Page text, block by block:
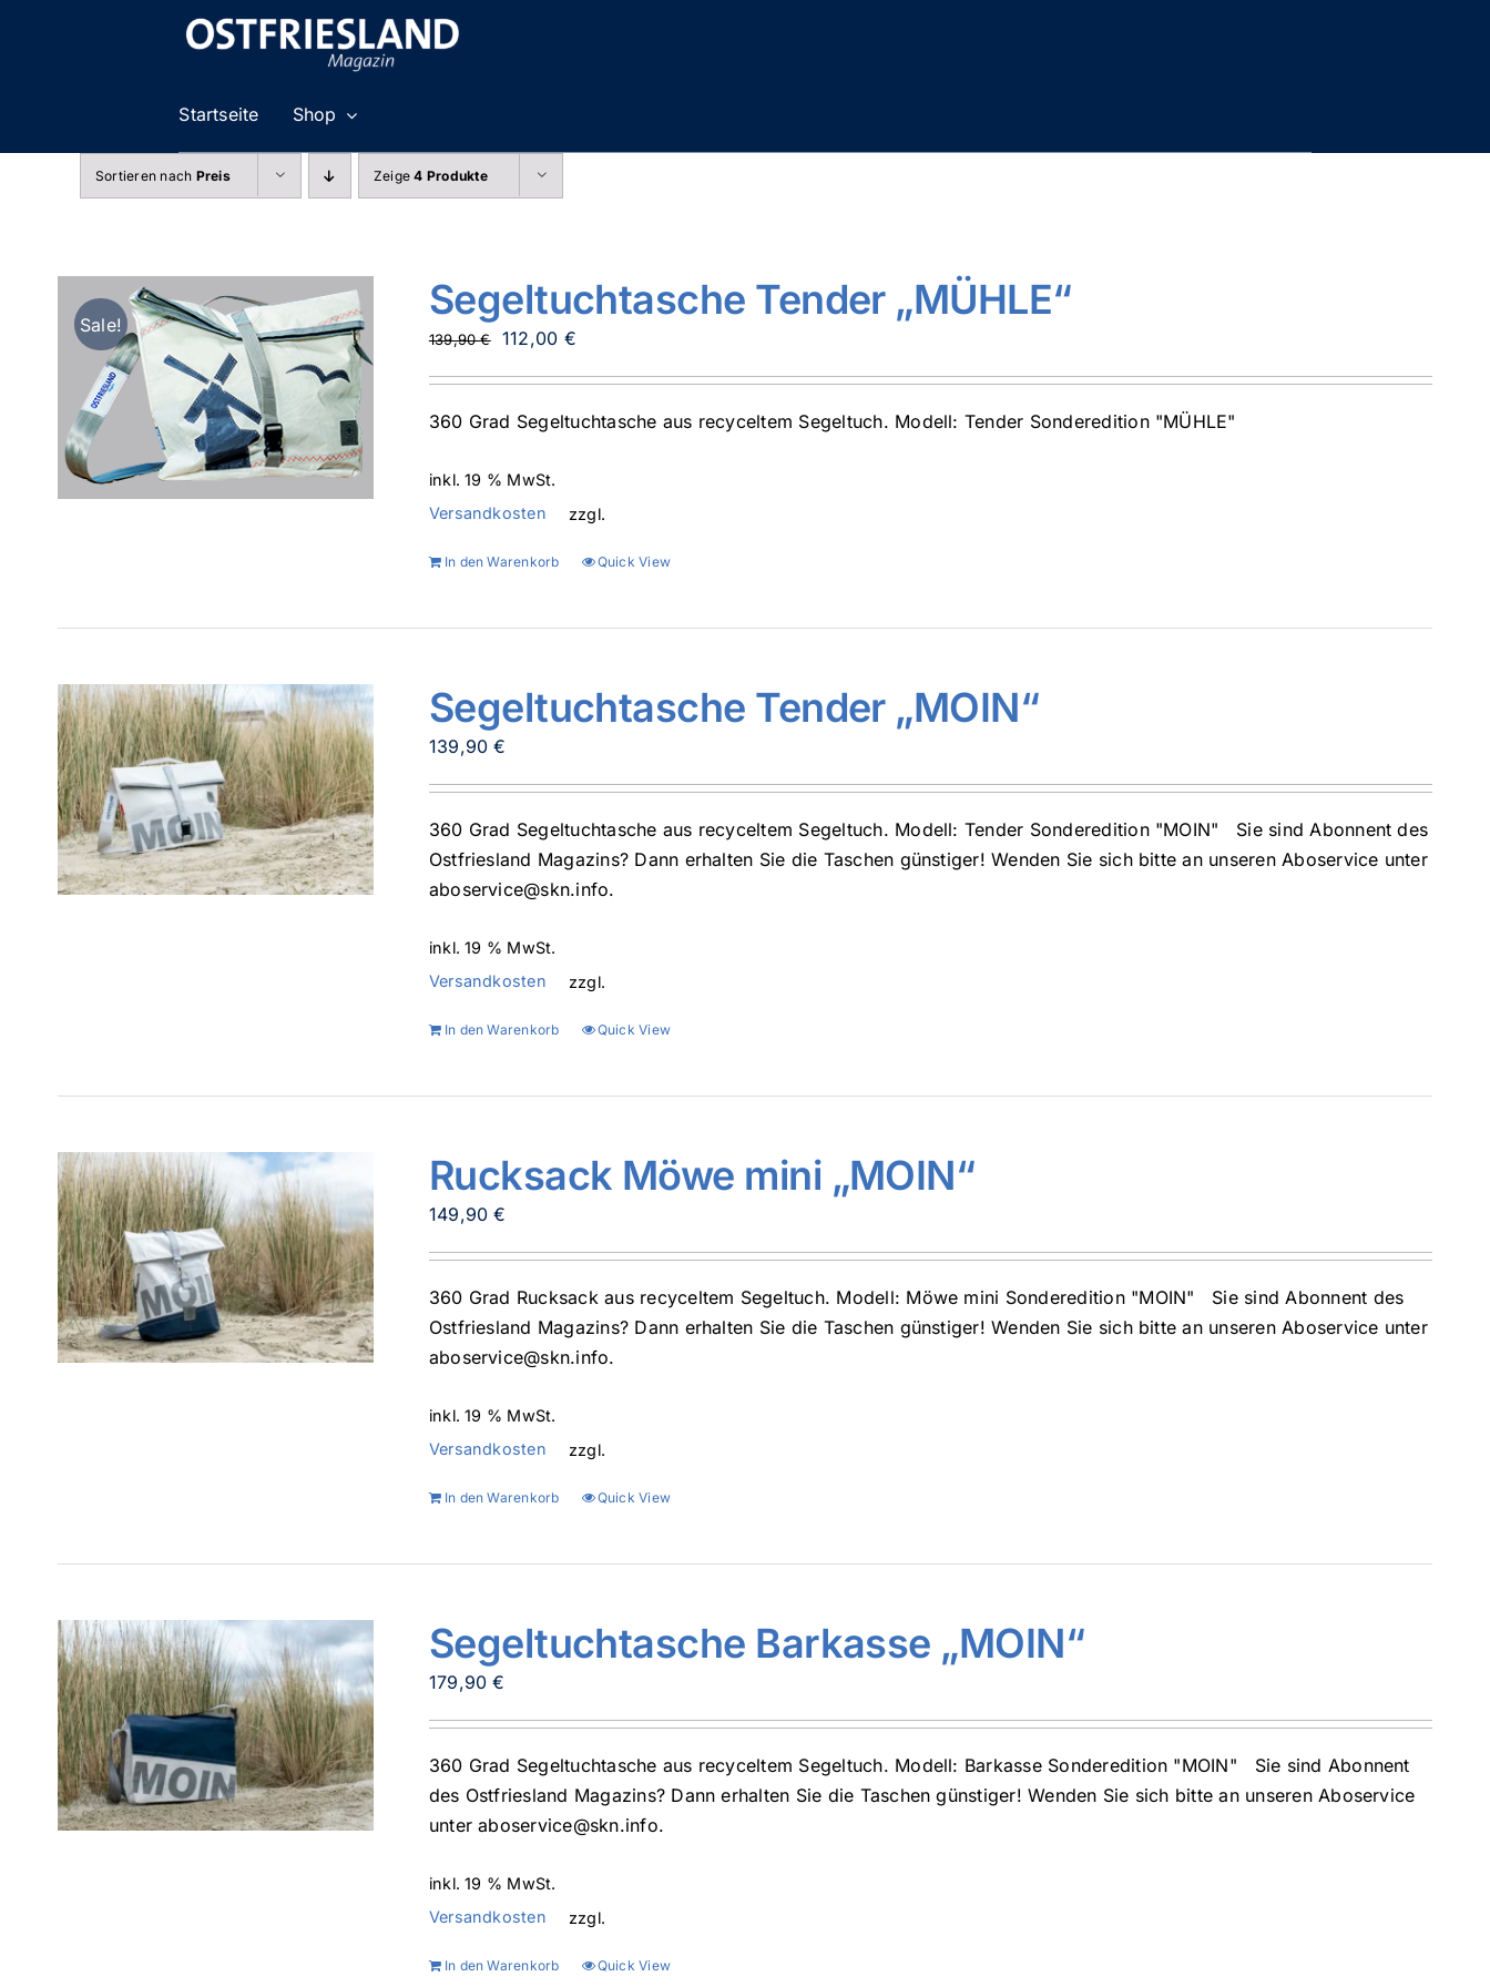
Startseite
Shop
Sortieren nach Preis Zeige4 Produkte
Sale!
Segeltuchtasche Tender „MÜHLE“
139,90€
Ursprünglicher
139,90 €
112,00 €Aktueller
112,00 €.
360 Grad Segeltuchtasche aus recyceltem Segeltuch. Modell: Tender Sonderedition "MÜHLE"
inkl. 19 % MwSt.
zzgl.
Versandkosten
In den Warenkorb Quick View
Segeltuchtasche Tender „MOIN“
139,90€
360 Grad Segeltuchtasche aus recyceltem Segeltuch. Modell: Tender Sonderedition "MOIN" Sie sind Abonnent des
Ostfriesland Magazins? Dann erhalten Sie die Taschen günstiger! Wenden Sie sich bitte an unseren Aboservice unter
aboservice@skn.info.
inkl. 19 % MwSt.
zzgl.
Versandkosten
In den Warenkorb Quick View
Rucksack Möwe mini „MOIN“
149,90€
360 Grad Rucksack aus recyceltem Segeltuch. Modell: Möwe mini Sonderedition "MOIN" Sie sind Abonnent des
Ostfriesland Magazins? Dann erhalten Sie die Taschen günstiger! Wenden Sie sich bitte an unseren Aboservice unter
aboservice@skn.info.
inkl. 19 % MwSt.
zzgl.
Versandkosten
In den Warenkorb Quick View
Segeltuchtasche Barkasse „MOIN“
179,90€
360 Grad Segeltuchtasche aus recyceltem Segeltuch. Modell: Barkasse Sonderedition "MOIN" Sie sind Abonnent
des Ostfriesland Magazins? Dann erhalten Sie die Taschen günstiger! Wenden Sie sich bitte an unseren Aboservice
unter aboservice@skn.info.
inkl. 19 % MwSt.
zzgl.
Versandkosten
In den Warenkorb Quick View